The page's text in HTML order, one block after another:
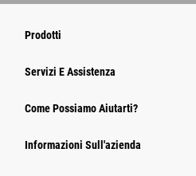
Prodotti
Servizi E Assistenza
Come Possiamo Aiutarti?
Informazioni Sull'azienda